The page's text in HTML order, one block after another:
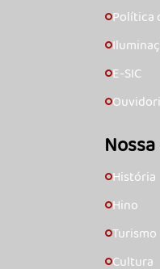
🞇Política
🞇
🞇E-SIC
🞇
🞇História
🞇Hino
🞇Turismo
🞇Cultura